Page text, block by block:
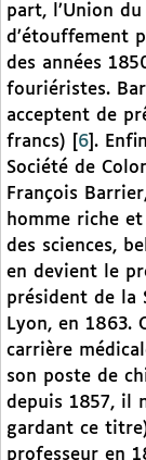
part, l’Union
d’étouffement
des années
fouriéristes.
acceptent de
francs)
6 .
Société de
François
homme riche
des sciences,
en devient le
président de la
Lyon, en 1863.
carrière
son poste de
depuis 1857, il
gardant ce
professeur en